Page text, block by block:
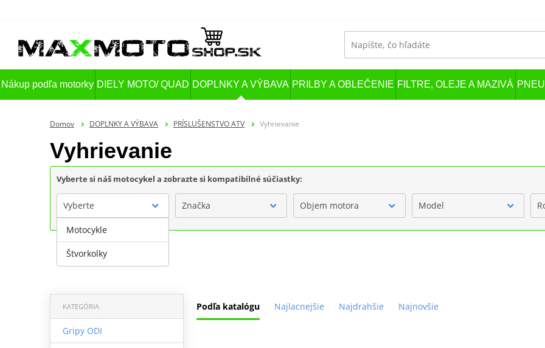
Nákup podľa motorky DIELY MOTO/ QUAD DOPLNKY A VÝBAVA PRILBY A OBLEČENIE FILTRE, OLEJE A MAZIVÁ
Domov DOPLNKY A VÝBAVA PRÍSLUŠENSTVO ATV Vyhrievanie
Vyhrievanie
Vyberte si náš motocykel a zobrazte si kompatibilné súčiastky:
Vyberte Značka Objem motora Model
Podľa katalógu Najlacnejšie Najdrahšie Najnovšie
KATEGÓRIA
Gripy ODI
Motocykle
Štvorkolky